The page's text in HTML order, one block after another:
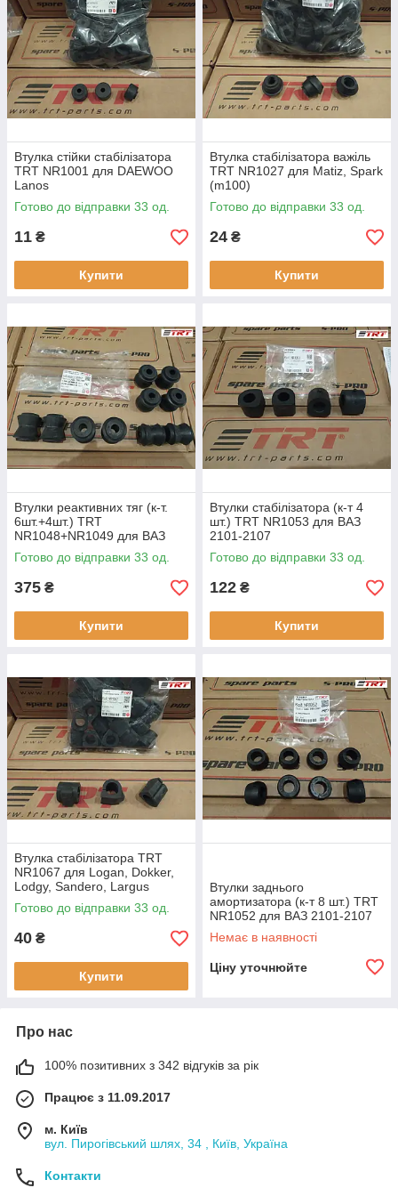
Втулка стійки стабілізатора
TRT NR1001 для DAEWOO
Lanos
Готово до відправки 33 од.
11 ₴
Купити
Втулка стабілізатора важіль
TRT NR1027 для Matiz, Spark
(m100)
Готово до відправки 33 од.
24 ₴
Купити
Втулки реактивних тяг (к-т.
6шт.+4шт.) TRT
NR1048+NR1049 для ВАЗ
2101-2107
Готово до відправки 33 од.
375 ₴
Купити
Втулки стабілізатора (к-т 4
шт.) TRT NR1053 для ВАЗ
2101-2107
Готово до відправки 33 од.
122 ₴
Купити
Втулка стабілізатора TRT
NR1067 для Logan, Dokker,
Lodgy, Sandero, Largus
Готово до відправки 33 од.
40 ₴
Купити
Втулки заднього
амортизатора (к-т 8 шт.) TRT
NR1052 для ВАЗ 2101-2107
Немає в наявності
Ціну уточнюйте
Про нас
100% позитивних з 342 відгуків за рік
Працює з 11.09.2017
м. Київ
вул. Пирогівський шлях, 34 , Київ, Україна
Контакти